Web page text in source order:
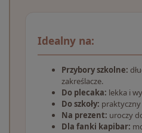
Idealny na:
Przybory szkolne:
zakreślacze.
Do plecaka: lekka i
Do szkoły:
Na prezent: uroczy
Dla fanki kapibar: